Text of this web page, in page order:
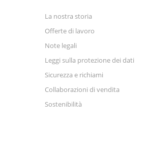
La nostra storia
Offerte di lavoro
Note legali
Leggi sulla protezione dei dati
Sicurezza e richiami
Collaborazioni di vendita
Sostenibilità